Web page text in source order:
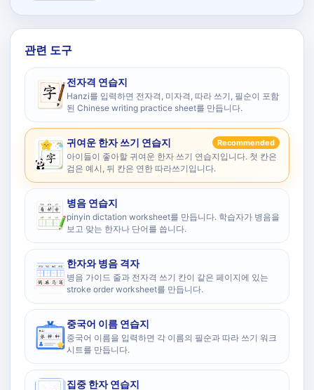
관련 도구
전자격 연습지
Hanzi를 입력하면 전자격, 미자격, 따라 쓰기, 필순이 포함
된 Chinese writing practice sheet를 만듭니다.
귀여운 한자 쓰기 연습지 Recommended
아이들이 좋아할 귀여운 한자 쓰기 연습지입니다. 첫 칸은
검은 예시, 뒤 칸은 연한 따라쓰기입니다.
병음 연습지
pinyin dictation worksheet를 만듭니다. 학습자가 병음을
보고 맞는 한자나 단어를 씁니다.
한자와 병음 격자
병음 가이드 줄과 전자격 쓰기 칸이 같은 페이지에 있는
stroke order worksheet를 만듭니다.
중국어 이름 연습지
중국어 이름을 입력하면 각 이름의 필순과 따라 쓰기 워크
시트를 만듭니다.
집중 한자 연습지